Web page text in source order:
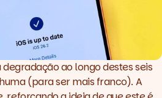
ao longo destes seis
(para ser mais franco). A